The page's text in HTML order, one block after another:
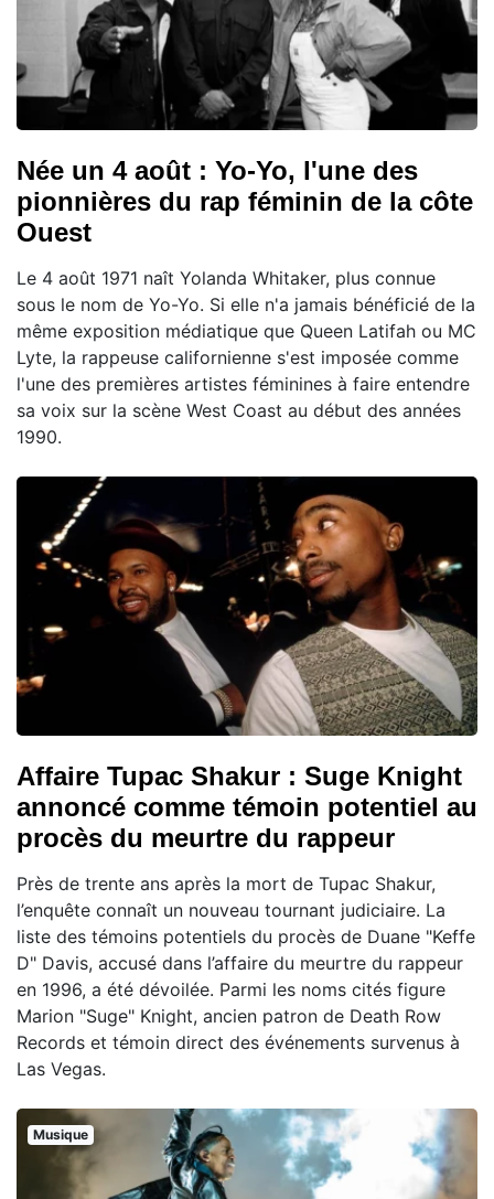
Née un 4 août : Yo-Yo, l'une des
pionnières du rap féminin de la côte
Ouest
Le 4 août 1971 naît Yolanda Whitaker, plus connue
sous le nom de Yo-Yo. Si elle n'a jamais bénéficié de la
même exposition médiatique que Queen Latifah ou MC
Lyte, la rappeuse californienne s'est imposée comme
l'une des premières artistes féminines à faire entendre
sa voix sur la scène West Coast au début des années
1990.
Affaire Tupac Shakur : Suge Knight
annoncé comme témoin potentiel au
procès du meurtre du rappeur
Près de trente ans après la mort de Tupac Shakur,
l’enquête connaît un nouveau tournant judiciaire. La
liste des témoins potentiels du procès de Duane "Keffe
D" Davis, accusé dans l’affaire du meurtre du rappeur
en 1996, a été dévoilée. Parmi les noms cités figure
Marion "Suge" Knight, ancien patron de Death Row
Records et témoin direct des événements survenus à
Las Vegas.
Musique